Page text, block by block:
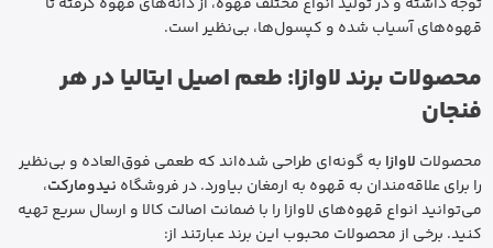
قهوه‌های آسیاب شده و کپسول‌ها، بی‌نظیر است.
محصولات برند لاوازا: طعم اصیل ایتالیا در هر
فنجان
محصولات لاوازا به گونه‌ای طراحی شده‌اند که طعمی فوق‌العاده و بی‌نظیر
را برای علاقه‌مندان به قهوه به ارمغان بیاورد. در فروشگاه نیدومارکت،
می‌توانید انواع قهوه‌های لاوازا را با ضمانت اصالت کالا و ارسال سریع تهیه
کنید. برخی از محصولات محبوب این برند عبارتند از: